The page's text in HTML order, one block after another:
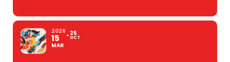
2026
15
MAR
25
OCT